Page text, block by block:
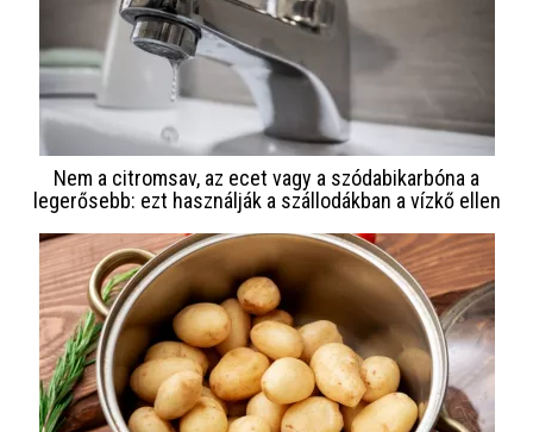
Nem a citromsav, az ecet vagy a szódabikarbóna a
legerősebb: ezt használják a szállodákban a vízkő ellen